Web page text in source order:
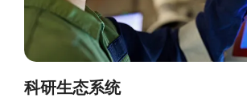
科研生态系统